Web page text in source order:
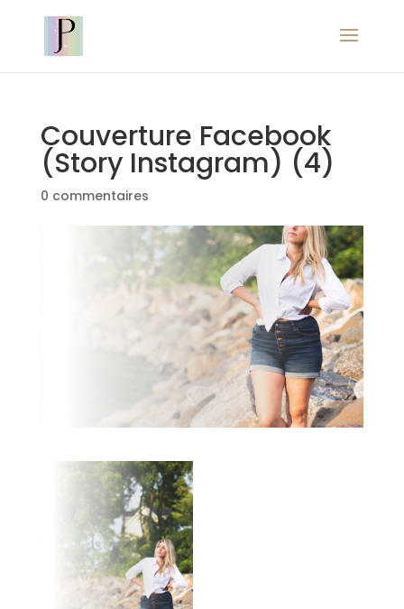
Couverture Facebook
(Story Instagram) (4)
0 commentaires